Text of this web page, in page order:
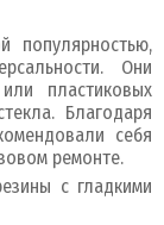
популярностью,
Они
пластиковых
Благодаря
себя
ремонте.
с гладкими